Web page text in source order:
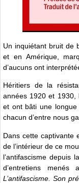
Un inquiétant bruit de
et en Amérique,
d’aucuns ont
Héritiers de la
années 1920 et 1930,
et ont bâti une longue
chacun d’entre nous
Dans cette captivante
de l’intérieur de ce
l’antifascisme depuis
d’entretiens menés
L’antifascisme. Son